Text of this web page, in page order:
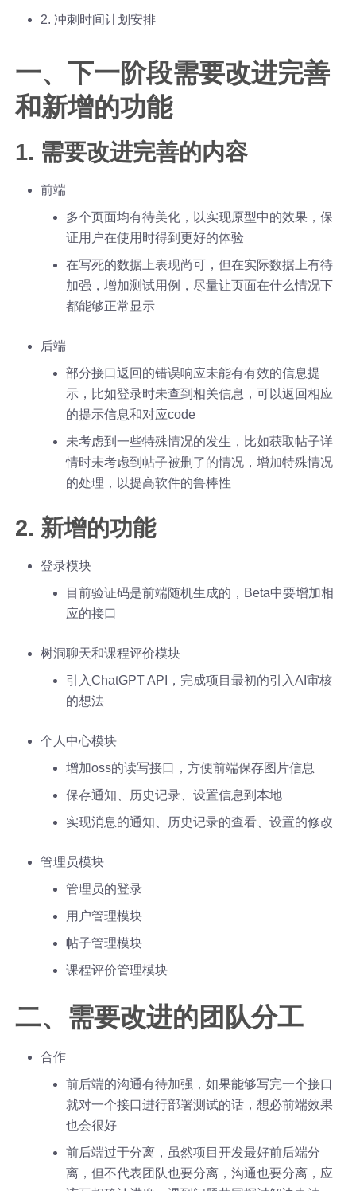
2. 冲刺时间计划安排
一、下一阶段需要改进完善
和新增的功能
1. 需要改进完善的内容
前端
多个页面均有待美化，以实现原型中的效果，保
证用户在使用时得到更好的体验
在写死的数据上表现尚可，但在实际数据上有待
加强，增加测试用例，尽量让页面在什么情况下
都能够正常显示
后端
部分接口返回的错误响应未能有有效的信息提
示，比如登录时未查到相关信息，可以返回相应
的提示信息和对应code
未考虑到一些特殊情况的发生，比如获取帖子详
情时未考虑到帖子被删了的情况，增加特殊情况
的处理，以提高软件的鲁棒性
2. 新增的功能
登录模块
目前验证码是前端随机生成的，Beta中要增加相
应的接口
树洞聊天和课程评价模块
引入ChatGPT API，完成项目最初的引入AI审核
的想法
个人中心模块
增加oss的读写接口，方便前端保存图片信息
保存通知、历史记录、设置信息到本地
实现消息的通知、历史记录的查看、设置的修改
管理员模块
管理员的登录
用户管理模块
帖子管理模块
课程评价管理模块
二、需要改进的团队分工
合作
前后端的沟通有待加强，如果能够写完一个接口
就对一个接口进行部署测试的话，想必前端效果
也会很好
前后端过于分离，虽然项目开发最好前后端分
离，但不代表团队也要分离，沟通也要分离，应